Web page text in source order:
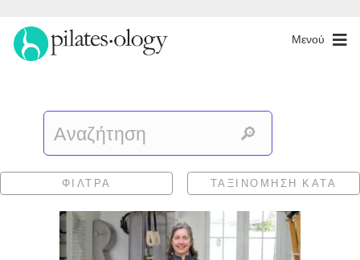
Μενού
ΦΊΛΤΡΑ ΤΑΞΙΝΌΜΗΣΗ ΚΑΤΆ